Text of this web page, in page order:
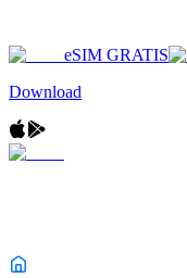
eSIM GRATIS
Download